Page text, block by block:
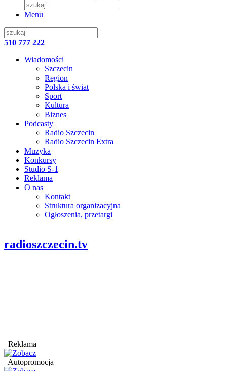
Menu
510 777 222
Wiadomości
Szczecin
Region
Polska i świat
Sport
Kultura
Biznes
Podcasty
Radio Szczecin
Radio Szczecin Extra
Muzyka
Konkursy
Studio S-1
Reklama
O nas
Kontakt
Struktura organizacyjna
Ogłoszenia, przetargi
radioszczecin.tv
Reklama
Autopromocja